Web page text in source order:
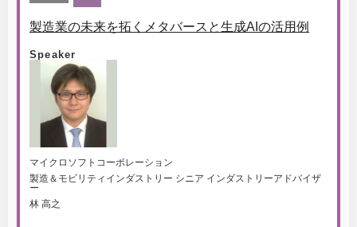
製造業の未来を拓くメタバースと生成AIの活用例
Speaker
マイクロソフトコーポレーション
製造＆モビリティインダストリー シニア インダストリーアドバイザ
ー
林 高之